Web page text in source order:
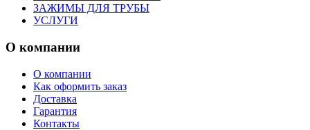
ЗАЖИМЫ ДЛЯ ТРУБЫ
УСЛУГИ
О компании
О компании
Как оформить заказ
Доставка
Гарантия
Контакты